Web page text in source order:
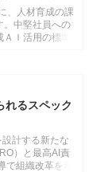
、人材育成の課
。中堅社員への
Ｉ活用の標準
れるスペック
計する新たな
）と最高AI責
組織改革を牽